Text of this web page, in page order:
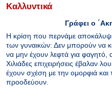
Καλλυντικά
Γράφει ο
Η κρίση που περνάμε
των γυναικών: Δεν μπορούν να
να μην έχουν λεφτά για φαγητό,
Χιλιάδες επιχειρήσεις έβαλαν
έχουν σχέση με την ομορφιά και
προοδεύουν.